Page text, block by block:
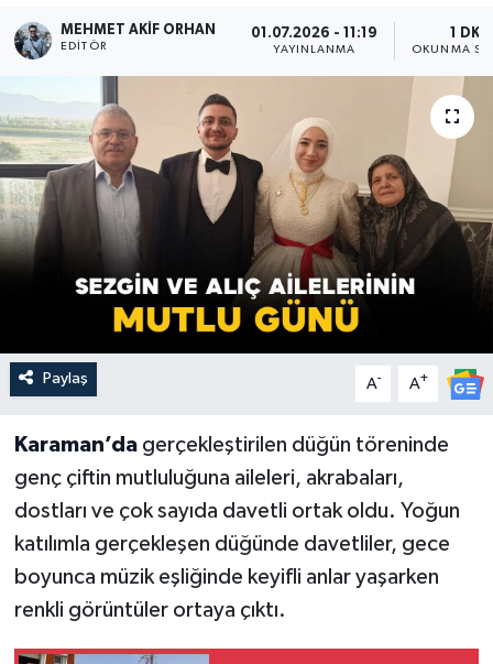
MEHMET AKIF ORHAN
EDITÖR
01.07.2026 - 11:19
YAYINLANMA
1 DK
OKUNMA
Paylaş A- A+
Karaman’da gerçekleştirilen düğün töreninde
genç çiftin mutluluğuna aileleri, akrabaları,
dostları ve çok sayıda davetli ortak oldu. Yoğun
katılımla gerçekleşen düğünde davetliler, gece
boyunca müzik eşliğinde keyifli anlar yaşarken
renkli görüntüler ortaya çıktı.